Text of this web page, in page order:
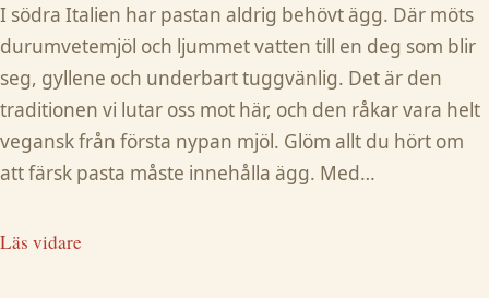
I södra Italien har pastan aldrig behövt ägg. Där möts
durumvetemjöl och ljummet vatten till en deg som blir
seg, gyllene och underbart tuggvänlig. Det är den
traditionen vi lutar oss mot här, och den råkar vara helt
vegansk från första nypan mjöl. Glöm allt du hört om
att färsk pasta måste innehålla ägg. Med…
Läs vidare